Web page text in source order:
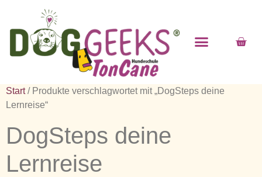
Start/ Produkte verschlagwortet mit „DogSteps deine
Lernreise“
DogSteps deine
Lernreise